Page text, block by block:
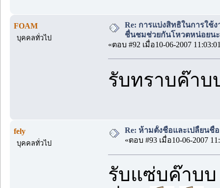
FOAM
บุคคลทั่วไป
Re: การแบ่งสิทธิในการใ
ชื่นชมช่วยกันโหวตหน่อยนะ
«ตอบ #92 เมื่อ10-06-2007
รับทราบค๊า
fely
บุคคลทั่วไป
Re: ห้ามตั้งชือและเปลื่ยนชื่
«ตอบ #93 เมื่อ10-06-2007
รับแซ่บค๊าบบ